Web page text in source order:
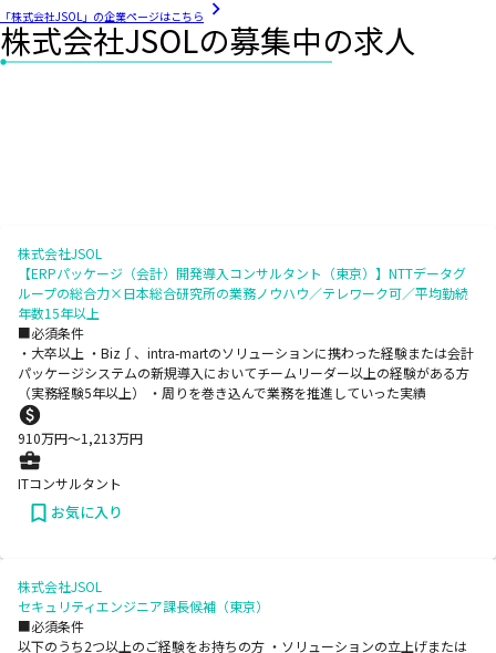
「株式会社JSOL」の企業ページはこちら
株式会社JSOLの募集中の求人
株式会社JSOL
【ERPパッケージ（会計）開発導入コンサルタント（東京）】NTTデータグ
ループの総合力×日本総合研究所の業務ノウハウ／テレワーク可／平均勤続
年数15年以上
■必須条件
・大卒以上 ・Biz∫、intra-martのソリューションに携わった経験または会計
パッケージシステムの新規導入においてチームリーダー以上の経験がある方
（実務経験5年以上） ・周りを巻き込んで業務を推進していった実績
910万円〜1,213万円
ITコンサルタント
お気に入り
株式会社JSOL
セキュリティエンジニア課長候補（東京）
■必須条件
以下のうち2つ以上のご経験をお持ちの方 ・ソリューションの立上げまたは